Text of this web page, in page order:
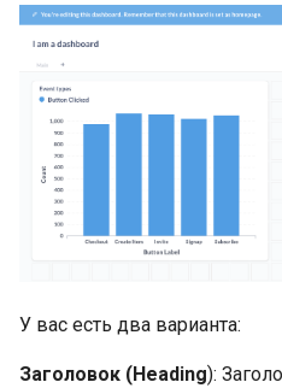
У вас есть два варианта:
Заголовок (Heading):